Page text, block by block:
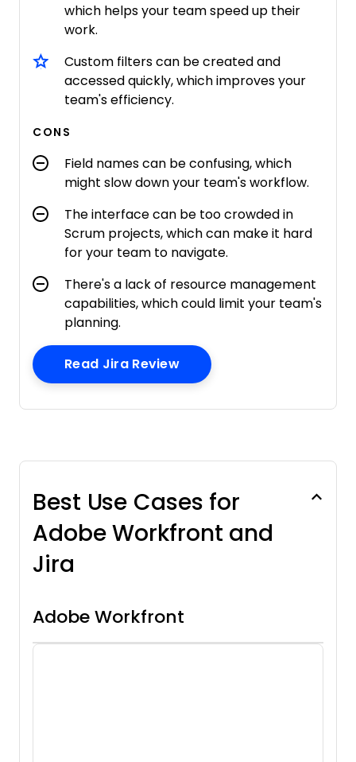
which helps your team speed up their
work.
Custom filters can be created and
accessed quickly, which improves your
team's efficiency.
CONS
Field names can be confusing, which
might slow down your team's workflow.
The interface can be too crowded in
Scrum projects, which can make it hard
for your team to navigate.
There's a lack of resource management
capabilities, which could limit your team's
planning.
Read Jira ReviewOpens New Window
Best Use Cases for
Adobe Workfront and
Jira
Adobe Workfront